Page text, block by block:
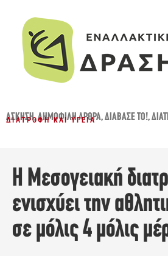
ΆΣΚΗΣΗ,ΔΗΜΟΦΙΛΉ ΆΡΘΡΑ,ΔΙΆΒΑΣΈ ΤΟ!,
ΔΙΑΤΡΟΦΉ ΚΑΙ ΥΓΕΊΑ
Η Μεσογειακή
ενισχύει την
σε μόλις 4 μόλις